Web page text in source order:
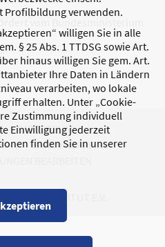
Profilbildung verwenden.
willigen Sie in alle
§ 25 Abs. 1 TTDSG sowie Art.
hinaus willigen Sie gem. Art.
Ihre Daten in Ländern
verarbeiten, wo lokale
erhalten. Unter „Cookie-
Zustimmung individuell
Einwilligung jederzeit
finden Sie in unserer
vom Bundesministerium
IMPRESSUM
BARRIEREFREIHEIT
BEARBEITEN